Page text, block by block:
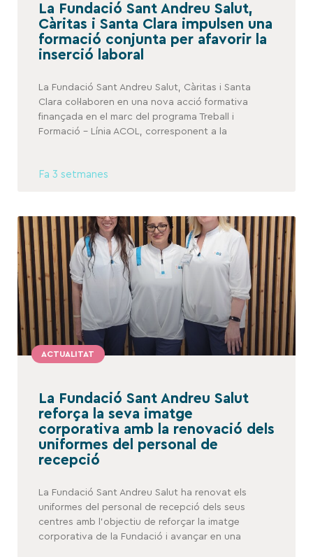
La Fundació Sant Andreu Salut,
Càritas i Santa Clara impulsen una
formació conjunta per afavorir la
inserció laboral
La Fundació Sant Andreu Salut, Càritas i Santa
Clara col·laboren en una nova acció formativa
finançada en el marc del programa Treball i
Formació – Línia ACOL, corresponent a la
Fa 3 setmanes
ACTUALITAT
La Fundació Sant Andreu Salut
reforça la seva imatge
corporativa amb la renovació dels
uniformes del personal de
recepció
La Fundació Sant Andreu Salut ha renovat els
uniformes del personal de recepció dels seus
centres amb l’objectiu de reforçar la imatge
corporativa de la Fundació i avançar en una